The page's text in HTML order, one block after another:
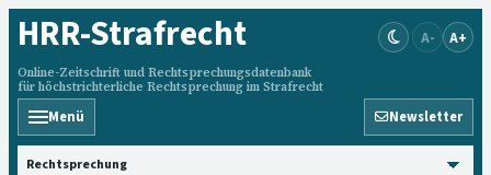
HRR-Strafrecht
Online-Zeitschrift und Rechtsprechungsdatenbank
für höchstrichterliche Rechtsprechung im Strafrecht
A- A+
Menü Newsletter
HRRS durchsuchen